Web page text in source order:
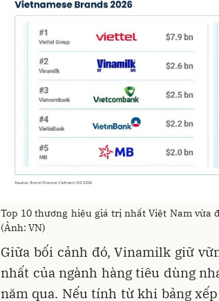
Top 10 thương hiệu giá trị nhất Việt Nam vừa
(Ảnh: VN)
Giữa bối cảnh đó, Vinamilk giữ
nhất của ngành hàng tiêu dùng
năm qua. Nếu tính từ khi bảng